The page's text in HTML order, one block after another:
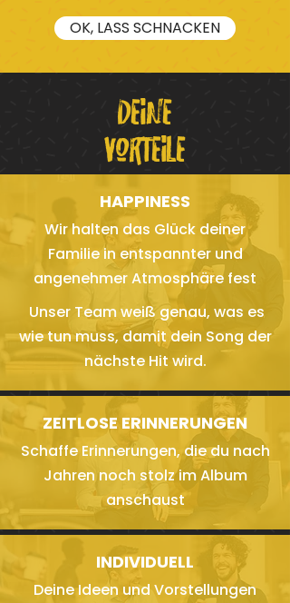
OK, LASS SCHNACKEN
Deine
Vorteile
HAPPINESS
Wir halten das Glück deiner
Familie in entspannter und
angenehmer Atmosphäre fest
Unser Team weiß genau, was es
wie tun muss, damit dein Song der
nächste Hit wird.
ZEITLOSE ERINNERUNGEN
Schaffe Erinnerungen, die du nach
Jahren noch stolz im Album
anschaust
INDIVIDUELL
Deine Ideen und Vorstellungen